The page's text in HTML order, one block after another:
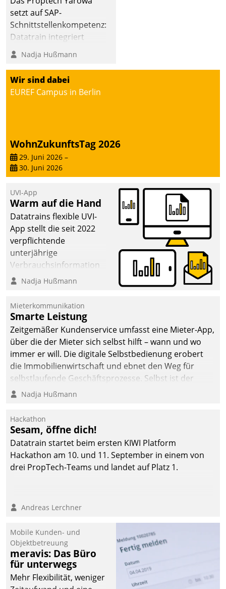
setzt auf SAP-
Schnittstellenkompetenz:
Datatrain integriert
Yarowas Portal zur
Vergabe und Verwaltung
von Aufträgen der
operativen
Instandhaltung in die
– und beschleunigt damit
den Weg vom
Mieteranliegen zum
Nadja Hußmann
Wir sind dabei
EUREF Campus in Berlin
WohnZukunftsTag 2026
29. Juni 2026 –
30. Juni 2026
UVI-App
Warm auf die Hand
Datatrains flexible UVI-
App stellt die seit 2022
verpflichtende
unterjährige
Verbrauchsinformation
schnell, zuverlässig und
Die monatlichen
Mitteilungen zum
Heizungs- und
Wasserverbrauch gehen
automatisiert, vollständig
und auf Wunsch über
mehrere zuvor
Kommunikationswege bei
Nadja Hußmann
Mieterkommunikation
Smarte Leistung
Zeitgemäßer Kundenservice umfasst eine Mieter-App,
über die der Mieter sich selbst hilft – wann und wo
immer er will. Die digitale Selbstbedienung erobert
die Immobilienwirtschaft und ebnet den Weg für
selbstlaufende Geschäftsprozesse. Selbst ist der
Kunde und smart der Serviceanbieter.
Nadja Hußmann
Hackathon
Sesam, öffne dich!
Datatrain startet beim ersten KIWI Platform
Hackathon am 10. und 11. September in einem von
drei PropTech-Teams und landet auf Platz 1.
Andreas Lerchner
Mobile Kunden- und
Objektbetreuung
meravis: Das Büro
für unterwegs
Mehr Flexibilität, weniger